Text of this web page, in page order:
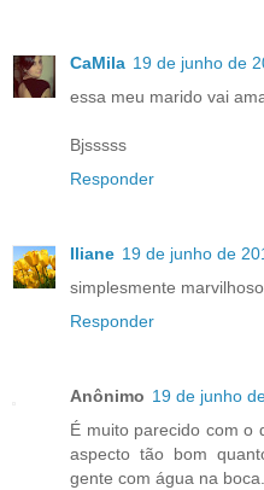
CaMila 19 de junho de
essa meu marido vai
Bjsssss
Responder
Iliane 19 de junho de
simplesmente
Responder
Anônimo 19 de junho
É muito parecido com o
aspecto tão bom
gente com água na